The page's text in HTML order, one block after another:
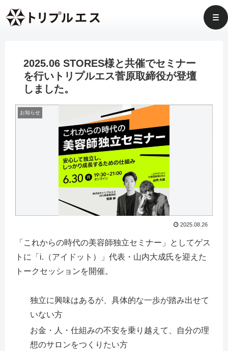
2025.06 STORES様と共催でセミナー
を行いトリプルエス菅原取締役が登壇
しました。
お知らせ
2025.08.26
「これからの時代の美容師独立セミナー」としてゲス
トに「i.（アイドット）」代表・山内大成氏を迎えた
トークセッションを開催。
独立に興味はあるが、具体的な一歩が踏み出せて
いない方
お金・人・仕組みの不安を乗り越えて、自分の理
想のサロンをつくりたい方